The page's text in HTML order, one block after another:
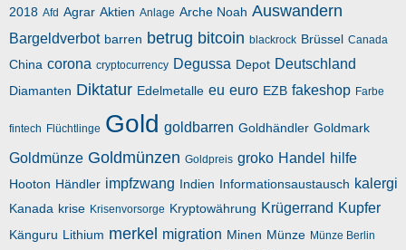
2018 Afd Agrar Aktien Anlage Arche Noah Auswandern
Bargeldverbot barren betrug bitcoin blackrock Brüssel Canada
China corona cryptocurrency Degussa Depot Deutschland
Diamanten Diktatur Edelmetalle eu euro EZB fakeshop Farbe
fintech Flüchtlinge Gold goldbarren Goldhändler Goldmark
Goldmünze Goldmünzen Goldpreis groko Handel hilfe
Hooton Händler impfzwang Indien Informationsaustausch kalergi
Kanada krise Krisenvorsorge Kryptowährung Krügerrand Kupfer
Känguru Lithium merkel migration Minen Münze Münze Berlin